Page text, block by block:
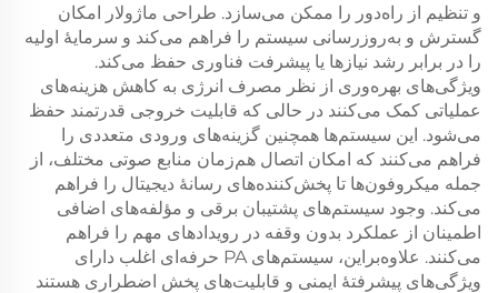
و تنظیم از راه‌دور را ممکن می‌سازد. طراحی ماژولار امکان
گسترش و به‌روزرسانی سیستم را فراهم می‌کند و سرمایهٔ اولیه
را در برابر رشد نیازها یا پیشرفت فناوری حفظ می‌کند.
ویژگی‌های بهره‌وری از نظر مصرف انرژی به کاهش هزینه‌های
عملیاتی کمک می‌کنند در حالی که قابلیت خروجی قدرتمند حفظ
می‌شود. این سیستم‌ها همچنین گزینه‌های ورودی متعددی را
فراهم می‌کنند که امکان اتصال هم‌زمان منابع صوتی مختلف، از
جمله میکروفون‌ها تا پخش‌کننده‌های رسانهٔ دیجیتال را فراهم
می‌کند. وجود سیستم‌های پشتیبان برقی و مؤلفه‌های اضافی
اطمینان از عملکرد بدون وقفه در رویدادهای مهم را فراهم
می‌کنند. علاوه‌براین، سیستم‌های PA حرفه‌ای اغلب دارای
ویژگی‌های پیشرفتهٔ ایمنی و قابلیت‌های پخش اضطراری هستند